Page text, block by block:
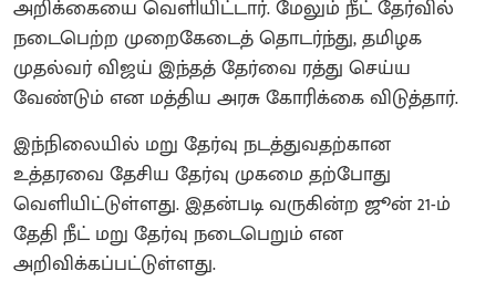
அறிக்கையை வெளியிட்டார். மேலும் நீட் தேர்வில்
நடைபெற்ற முறைகேடைத் தொடர்ந்து, தமிழக
முதல்வர் விஜய் இந்தத் தேர்வை ரத்து செய்ய
வேண்டும் என மத்திய அரசு கோரிக்கை விடுத்தார்.
இந்நிலையில் மறு தேர்வு நடத்துவதற்கான
உத்தரவை தேசிய தேர்வு முகமை தற்போது
வெளியிட்டுள்ளது. இதன்படி வருகின்ற ஜூன் 21-ம்
தேதி நீட் மறு தேர்வு நடைபெறும் என
அறிவிக்கப்பட்டுள்ளது.